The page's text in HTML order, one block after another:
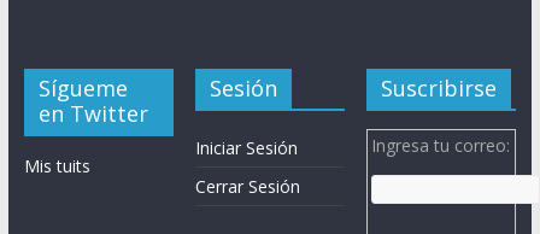
Sígueme
en Twitter
Mis tuits
Sesión
Iniciar Sesión
Cerrar Sesión
Suscribirse
Ingresa tu correo: